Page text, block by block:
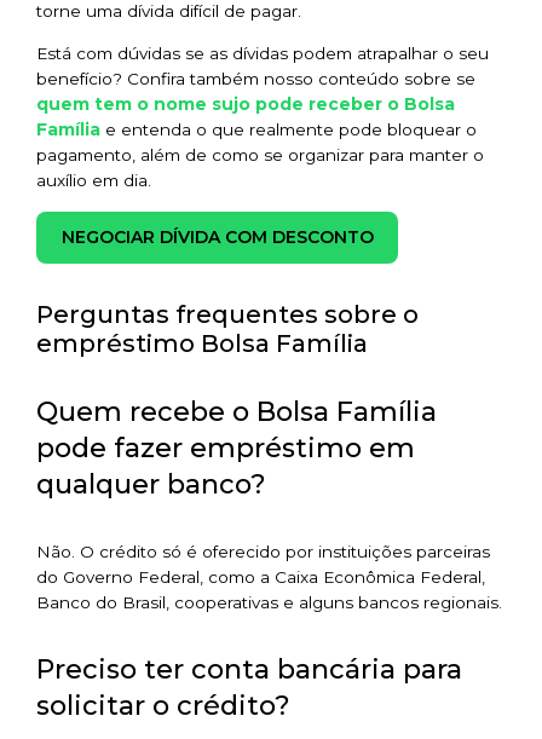
torne uma dívida difícil de pagar.
Está com dúvidas se as dívidas podem atrapalhar o seu
benefício? Confira também nosso conteúdo sobre se
quem tem o nome sujo pode receber o Bolsa
Família e entenda o que realmente pode bloquear o
pagamento, além de como se organizar para manter o
auxílio em dia.
NEGOCIAR DÍVIDA COM DESCONTO
Perguntas frequentes sobre o
empréstimo Bolsa Família
Quem recebe o Bolsa Família
pode fazer empréstimo em
qualquer banco?
Não. O crédito só é oferecido por instituições parceiras
do Governo Federal, como a Caixa Econômica Federal,
Banco do Brasil, cooperativas e alguns bancos regionais.
Preciso ter conta bancária para
solicitar o crédito?